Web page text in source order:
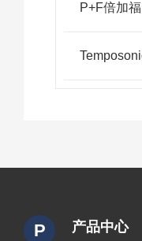
P+F倍加福
P 产品中心